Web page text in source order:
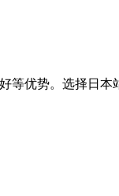
优势。选择日